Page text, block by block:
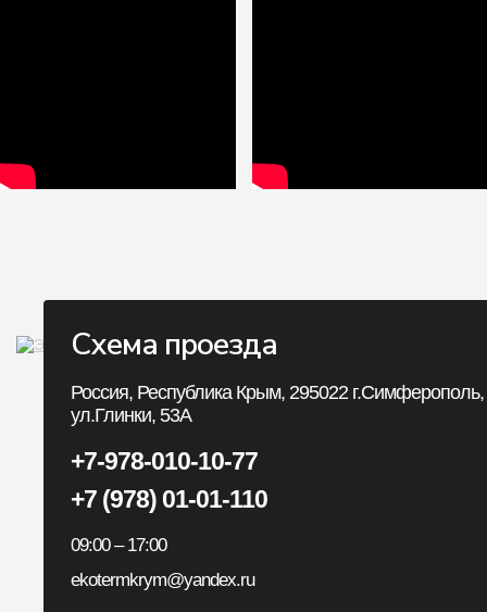
Схема проезда
Россия, Республика Крым, 295022 г.Симферополь,
ул.Глинки, 53А
+7-978-010-10-77
+7 (978) 01-01-110
09:00 – 17:00
ekotermkrym@yandex.ru
Личный